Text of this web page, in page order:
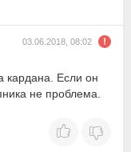
03.06.2018, 08:02
кардана. Если он
не проблема.